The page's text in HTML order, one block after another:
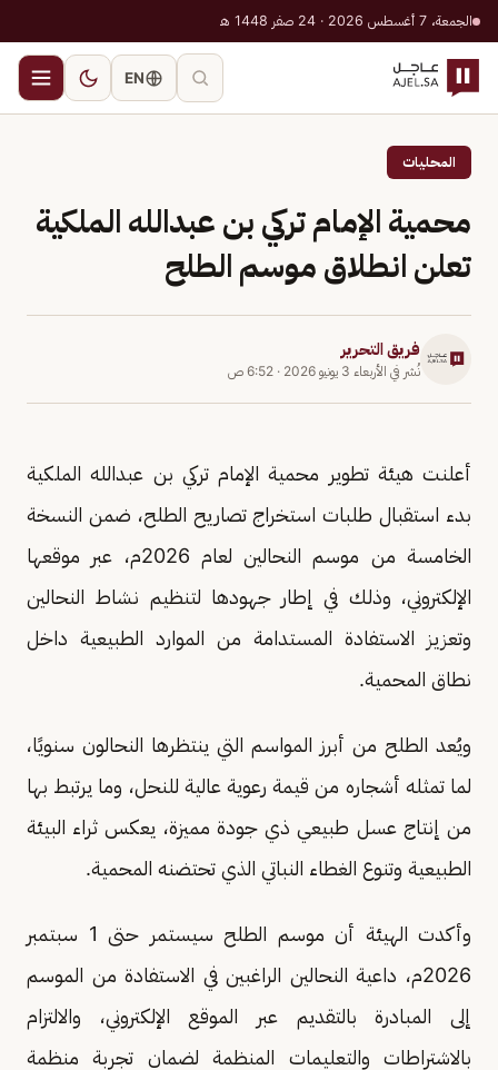
الجمعة، 7 أغسطس 2026 · 24 صفر 1448 هـ
EN
المحليات
محمية الإمام تركي بن عبدالله الملكية
تعلن انطلاق موسم الطلح
فريق التحرير
نُشر في الأربعاء 3 يونيو 2026 · 6:52 ص
أعلنت هيئة تطوير محمية الإمام تركي بن عبدالله الملكية
بدء استقبال طلبات استخراج تصاريح الطلح، ضمن النسخة
الخامسة من موسم النحالين لعام 2026م، عبر موقعها
الإلكتروني، وذلك في إطار جهودها لتنظيم نشاط النحالين
وتعزيز الاستفادة المستدامة من الموارد الطبيعية داخل
نطاق المحمية.
ويُعد الطلح من أبرز المواسم التي ينتظرها النحالون سنويًا،
لما تمثله أشجاره من قيمة رعوية عالية للنحل، وما يرتبط بها
من إنتاج عسل طبيعي ذي جودة مميزة، يعكس ثراء البيئة
الطبيعية وتنوع الغطاء النباتي الذي تحتضنه المحمية.
وأكدت الهيئة أن موسم الطلح سيستمر حتى 1 سبتمبر
2026م، داعية النحالين الراغبين في الاستفادة من الموسم
إلى المبادرة بالتقديم عبر الموقع الإلكتروني، والالتزام
بالاشتراطات والتعليمات المنظمة لضمان تجربة منظمة